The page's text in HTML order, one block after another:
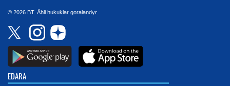
© 2026 BT. Ähli hukuklar goralandyr.
EDARA